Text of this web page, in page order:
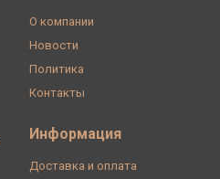
О компании
Новости
Политика
Контакты
Информация
Доставка и оплата